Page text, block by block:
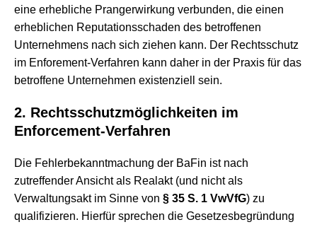
eine erhebliche Prangerwirkung verbunden, die einen
erheblichen Reputationsschaden des betroffenen
Unternehmens nach sich ziehen kann. Der Rechtsschutz
im Enforement-Verfahren kann daher in der Praxis für das
betroffene Unternehmen existenziell sein.
2. Rechtsschutzmöglichkeiten im
Enforcement-Verfahren
Die Fehlerbekanntmachung der BaFin ist nach
zutreffender Ansicht als Realakt (und nicht als
Verwaltungsakt im Sinne von § 35 S. 1 VwVfG) zu
qualifizieren. Hierfür sprechen die Gesetzesbegründung